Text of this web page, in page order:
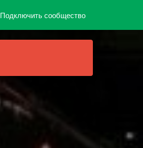
Подключить сообщество